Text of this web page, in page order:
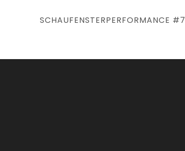
NEXT
SCHAUFENSTERPERFORMANCE #7